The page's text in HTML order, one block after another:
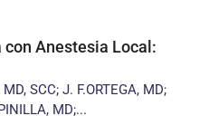
Anestesia Local:
SCC; J. F.ORTEGA, MD;
MD;...